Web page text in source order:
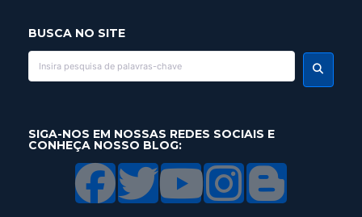
BUSCA NO SITE
SIGA-NOS EM NOSSAS REDES SOCIAIS E
CONHEÇA NOSSO BLOG: